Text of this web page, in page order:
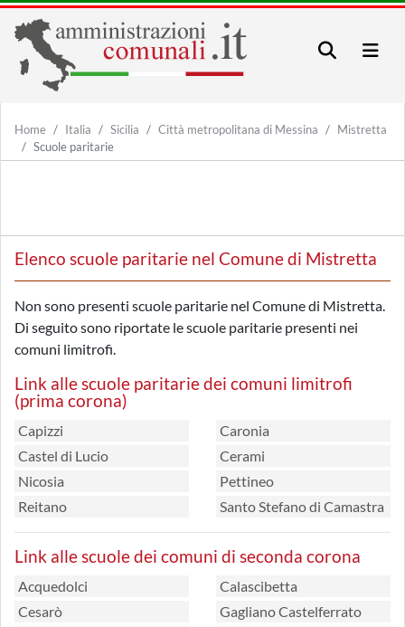
Home Italia Sicilia Città metropolitana di Messina
Mistretta
Scuole paritarie
Elenco scuole paritarie nel Comune di Mistretta
Non sono presenti scuole paritarie nel Comune di Mistretta.
Di seguito sono riportate le scuole paritarie presenti nei
comuni limitrofi.
Link alle scuole paritarie dei comuni limitrofi
(prima corona)
Capizzi
Caronia
Castel di Lucio
Cerami
Nicosia
Pettineo
Reitano
Santo Stefano di Camastra
Link alle scuole dei comuni di seconda corona
Acquedolci
Calascibetta
Cesarò
Gagliano Castelferrato